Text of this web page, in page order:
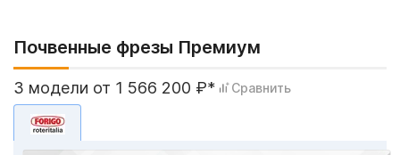
Почвенные фрезы Премиум
3 модели от 1 566 200 ₽* Сравнить